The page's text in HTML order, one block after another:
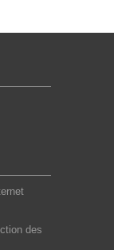
des